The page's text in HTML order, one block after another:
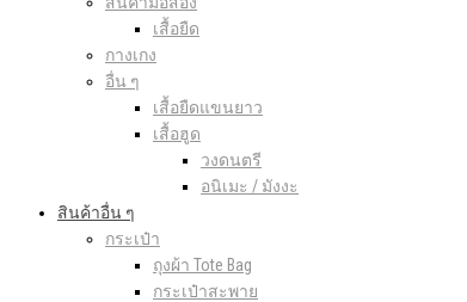
เสื้อยืด
กางเกง
อื่น ๆ
เสื้อยืดแขนยาว
เสื้อฮูด
วงดนตรี
อนิเมะ / มังงะ
สินค้าอื่น ๆ
กระเป๋า
ถุงผ้า Tote Bag
กระเป๋าสะพาย